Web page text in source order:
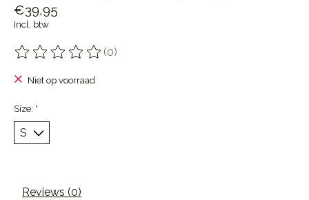
€39,95
Incl. btw
De beoordeling van dit product is
(0)
Niet op voorraad
Size: *
Reviews (0)